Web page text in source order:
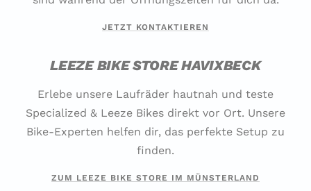
JETZT KONTAKTIEREN
LEEZE BIKE STORE HAVIXBECK
Erlebe unsere Laufräder hautnah und teste
Specialized & Leeze Bikes direkt vor Ort. Unsere
Bike-Experten helfen dir, das perfekte Setup zu
finden.
ZUM LEEZE BIKE STORE IM MÜNSTERLAND